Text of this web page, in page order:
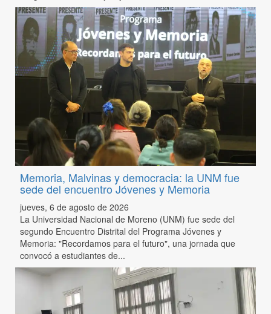
Memoria, Malvinas y democracia: la UNM fue
sede del encuentro Jóvenes y Memoria
jueves, 6 de agosto de 2026
La Universidad Nacional de Moreno (UNM) fue sede del
segundo Encuentro Distrital del Programa Jóvenes y
Memoria: "Recordamos para el futuro", una jornada que
convocó a estudiantes de...